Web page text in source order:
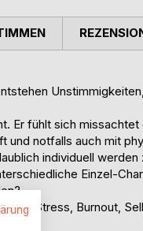
Er fühlt sich
und notfalls auch mit
individuell werden
Einzel-
Stress, Burnout,